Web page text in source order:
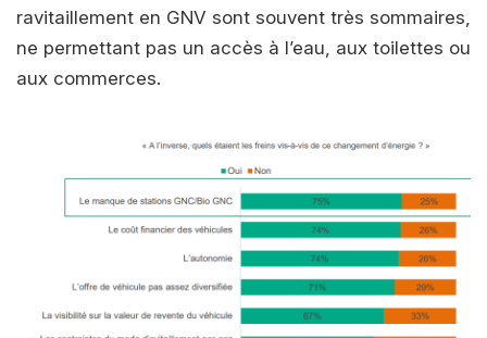
ravitaillement en GNV sont souvent très sommaires,
ne permettant pas un accès à l’eau, aux toilettes ou
aux commerces.